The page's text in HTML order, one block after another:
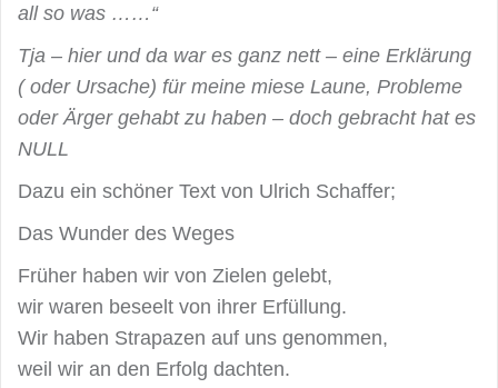
all so was ……“
Tja – hier und da war es ganz nett – eine Erklärung
( oder Ursache) für meine miese Laune, Probleme
oder Ärger gehabt zu haben – doch gebracht hat es
NULL
Dazu ein schöner Text von Ulrich Schaffer;
Das Wunder des Weges
Früher haben wir von Zielen gelebt,
wir waren beseelt von ihrer Erfüllung.
Wir haben Strapazen auf uns genommen,
weil wir an den Erfolg dachten.